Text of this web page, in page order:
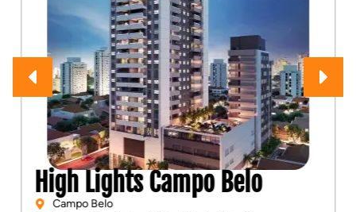
High Lights Campo Belo
Campo Belo